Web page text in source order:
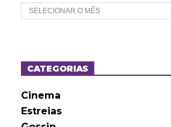
A
r
o
sCATEGORIAS
Cinema
Estreias